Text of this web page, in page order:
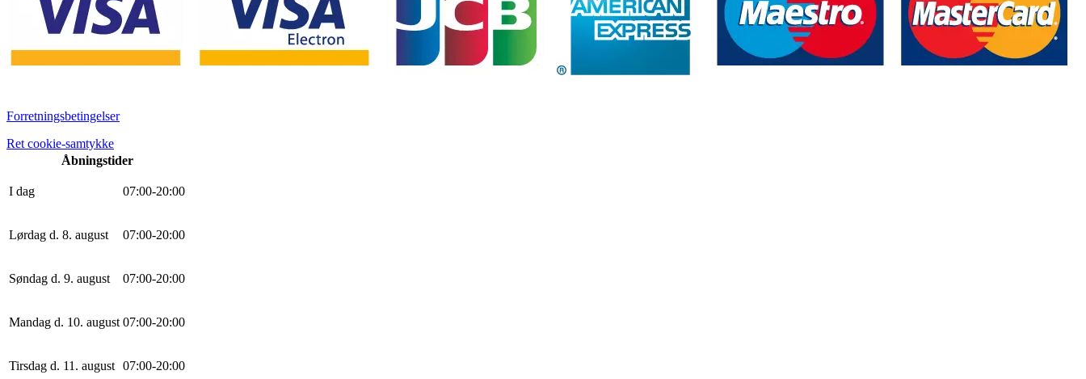
Forretningsbetingelser
Ret cookie-samtykke
Åbningstider
I dag 07:00-20:00
Lørdag d. 8. august 07:00-20:00
Søndag d. 9. august 07:00-20:00
Mandag d. 10. august 07:00-20:00
Tirsdag d. 11. august 07:00-20:00